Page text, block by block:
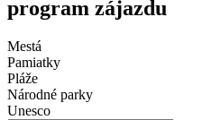
program zájazdu
Mestá
Pamiatky
Pláže
Národné parky
Unesco